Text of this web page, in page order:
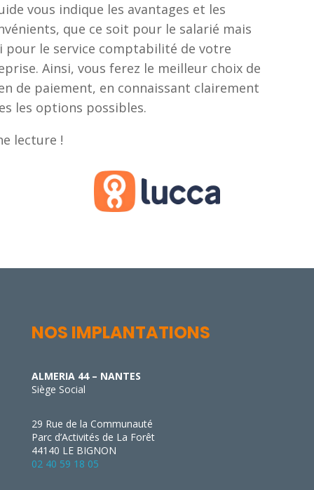
vous indique les avantages et les
que ce soit pour le salarié mais
pour le service comptabilité de votre
Ainsi, vous ferez le meilleur choix de
de paiement, en connaissant clairement
les options possibles.
lecture !
NOS IMPLANTATIONS
ALMERIA 44 – NANTES
Siège Social
29 Rue de la Communauté
Parc d’Activités de La Forêt
44140 LE BIGNON
02 40 59 18 05